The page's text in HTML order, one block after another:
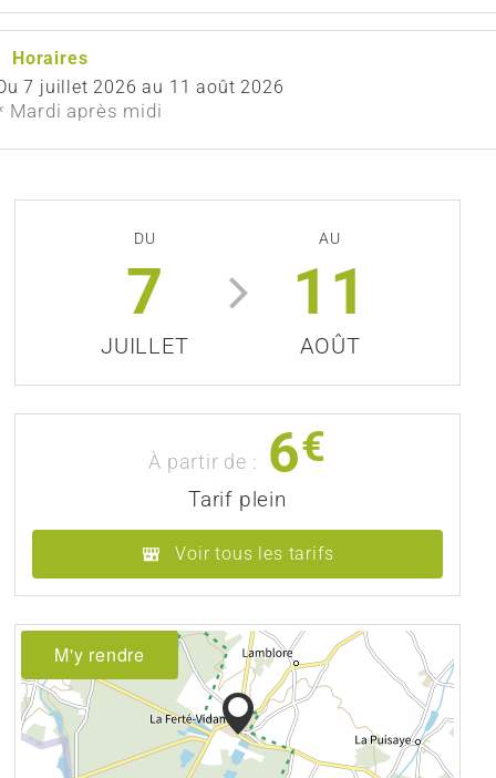
Horaires
7 juillet 2026 au 11 août 2026
Mardi après midi
DU
7
JUILLET
AU
11
AOÛT
À partir de : 6€
Tarif plein
Voir tous les tarifs
M'y rendre